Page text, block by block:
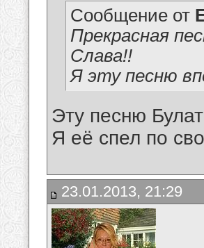
Сообщение от
Прекрасная
Слава!!
Я эту песню
Эту песню
Я её спел по
23.01.2013, 21:29